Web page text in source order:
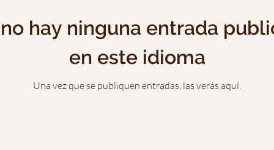
hay ninguna entrada
en este idioma
Una vez que se publiquen entradas, las verás aquí.